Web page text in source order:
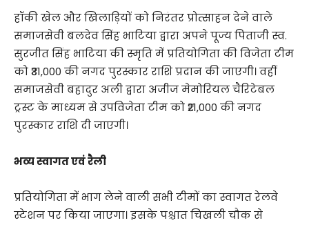
हॉकी खेल और खिलाड़ियों को निरंतर प्रोत्साहन देने वाले
समाजसेवी बलदेव सिंह भाटिया द्वारा अपने पूज्य पिताजी स्व.
सुरजीत सिंह भाटिया की स्मृति में प्रतियोगिता की विजेता टीम
को ₹31,000 की नगद पुरस्कार राशि प्रदान की जाएगी। वहीं
समाजसेवी बहादुर अली द्वारा अजीज मेमोरियल चैरिटेबल
ट्रस्ट के माध्यम से उपविजेता टीम को ₹21,000 की नगद
पुरस्कार राशि दी जाएगी।
भव्य स्वागत एवं रैली
प्रतियोगिता में भाग लेने वाली सभी टीमों का स्वागत रेलवे
स्टेशन पर किया जाएगा। इसके पश्चात चिखली चौक से